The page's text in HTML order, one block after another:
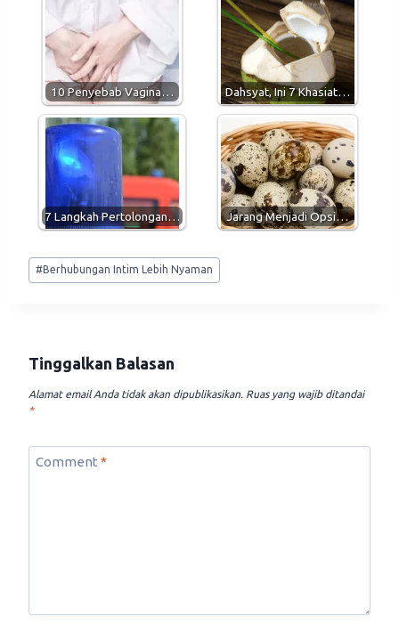
A
p
r
a
m
b
o
o
k
10 Penyebab Vagina… Dahsyat, Ini 7 Khasiat…
7 Langkah Pertolongan… Jarang Menjadi Opsi…
Post
Tags:
#Berhubungan Intim Lebih Nyaman
Tinggalkan Balasan
Alamat email Anda tidak akan dipublikasikan. Ruas yang wajib ditandai
*
Comment *